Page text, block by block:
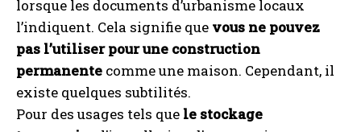
lorsque les documents d’urbanisme locaux
l’indiquent. Cela signifie que vous ne pouvez
pas l’utiliser pour une construction
permanente comme une maison. Cependant, il
existe quelques subtilités.
Pour des usages tels que le stockage